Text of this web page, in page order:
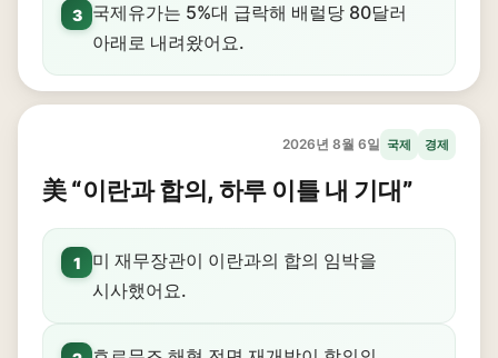
3
국제유가는 5%대 급락해 배럴당 80달러
아래로 내려왔어요.
2026년 8월 6일 국제 경제
美 “이란과 합의, 하루 이틀 내 기대”
1
미 재무장관이 이란과의 합의 임박을
시사했어요.